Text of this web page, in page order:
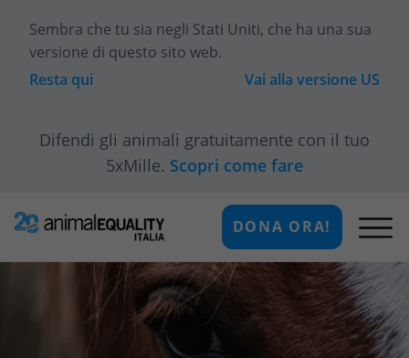
Sembra che tu sia negli Stati Uniti, che ha una sua
versione di questo sito web.
Resta qui
Vai alla versione US
Difendi gli animali gratuitamente con il tuo
5xMille. Scopri come fare
DONA ORA!